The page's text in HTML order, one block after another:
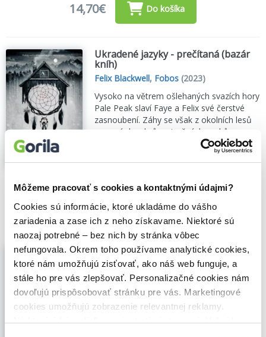
Môžeme pracovať s cookies a kontaktnými údajmi?
Cookies sú informácie, ktoré ukladáme do vášho
zariadenia a zase ich z neho získavame. Niektoré sú
naozaj potrebné – bez nich by stránka vôbec
nefungovala. Okrem toho používame analytické cookies,
ktoré nám umožňujú zisťovať, ako náš web funguje, a
stále ho pre vás zlepšovať. Personalizačné cookies nám
dovoľujú prispôsobovať stránku pre vás. Marketingové
cookies umožňujú zobrazenie relevantnej reklamy.
Niektoré údaje zdieľame aj s tretími stranami. Veľmi by
14,70€ Do košíka
Ukradené jazyky - prečítaná (bazár
kníh)
Felix Blackwell, Fobos (2023)
Vysoko na větrem ošlehaných svazích hory
Pale Peak slaví Faye a Felix své čerstvé
zasnoubení. Záhy se však z okolních lesů
rozezní sbor hrůzostrašných zvuků...
10,40€ Do košíka
Ukradené jazyky (e-kniha)
Felix Blackwell,Fobos(2023)
Romantický pobyt v horské chatě se
nevyvíjí tak docela podle očekávání.Vysoko
na větrem ošlehaných svazích hory Pale